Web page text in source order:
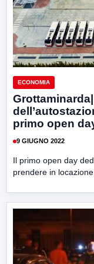
ECONOMIA
primo open
9 GIUGNO 2022
Il primo open day
prendere in locazione